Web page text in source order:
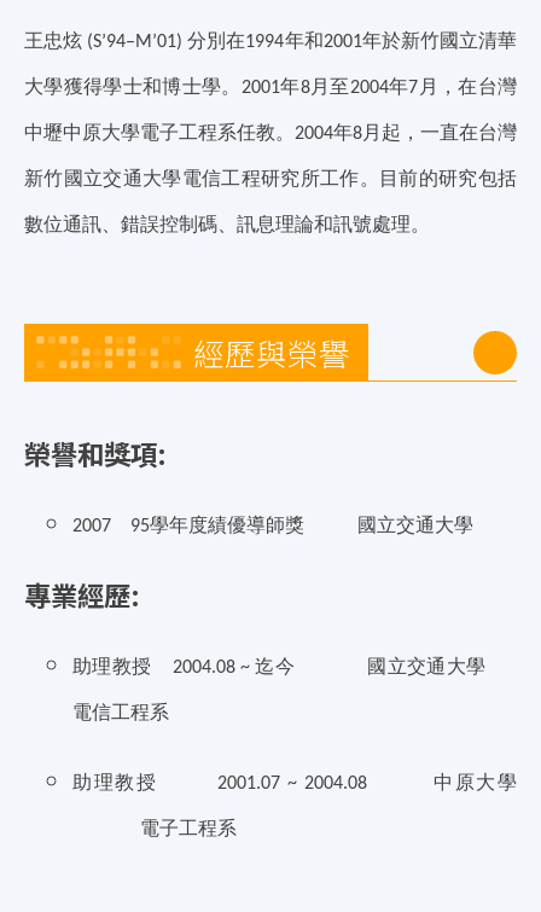
王忠炫 (S’94–M’01)分別在1994年和2001年於新竹國立清華
大學獲得學士和博士學。 2001年8月至2004年7 月，在台灣
中壢中原大學電子工程系任教。 2004年8月起，一直在台灣
新竹國立交通大學電信工程研究所工作。目前的研究包括
數位通訊、錯誤控制碼、訊息理論和訊號處理。
經歷與榮譽
榮譽和獎項:
2007 95學年度績優導師獎 國立交通大學
專業經歷:
助理教授 2004.08 ~迄今 國立交通大學
電信工程系
助理教授 2001.07 ~ 2004.08 中原大學
電子工程系